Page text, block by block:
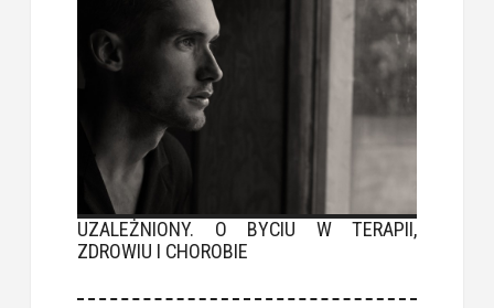
UZALEŻNIONY. O BYCIU W TERAPII,
ZDROWIU I CHOROBIE